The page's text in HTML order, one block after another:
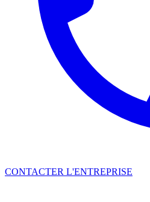
CONTACTER L'ENTREPRISE